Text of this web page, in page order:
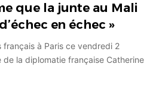
que la junte au Mali
en échec »
français à Paris ce vendredi 2
la diplomatie française Catherine